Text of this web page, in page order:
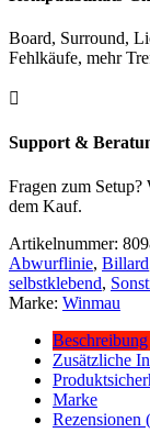
Board, Surround,
Fehlkäufe, mehr

Support &
Fragen zum
dem Kauf.
Artikelnummer:
Abwurflinie, Billard
selbstklebend,
Marke: Winmau
Beschreibung
Zusätzliche
Marke
Rezensionen